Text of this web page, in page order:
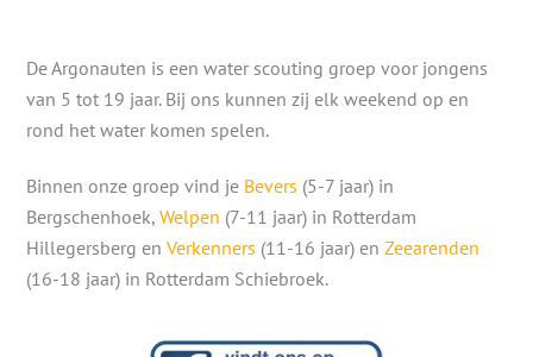
De Argonauten is een water scouting groep voor jongens
van 5 tot 19 jaar. Bij ons kunnen zij elk weekend op en
rond het water komen spelen.
Binnen onze groep vind je Bevers (5-7 jaar) in
Bergschenhoek,Welpen (7-11 jaar) in Rotterdam
Hillegersberg enVerkenners (11-16 jaar) enZeearenden
(16-18 jaar) in Rotterdam Schiebroek.